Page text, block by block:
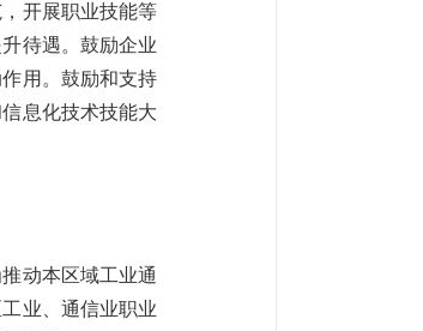
开展职业技能等
待遇。鼓励企业
用。鼓励和支持
息化技术技能大
动本区域工业通
业、通信业职业